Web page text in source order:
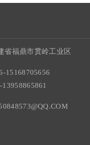
省福鼎市贯岭工业区
15168705656